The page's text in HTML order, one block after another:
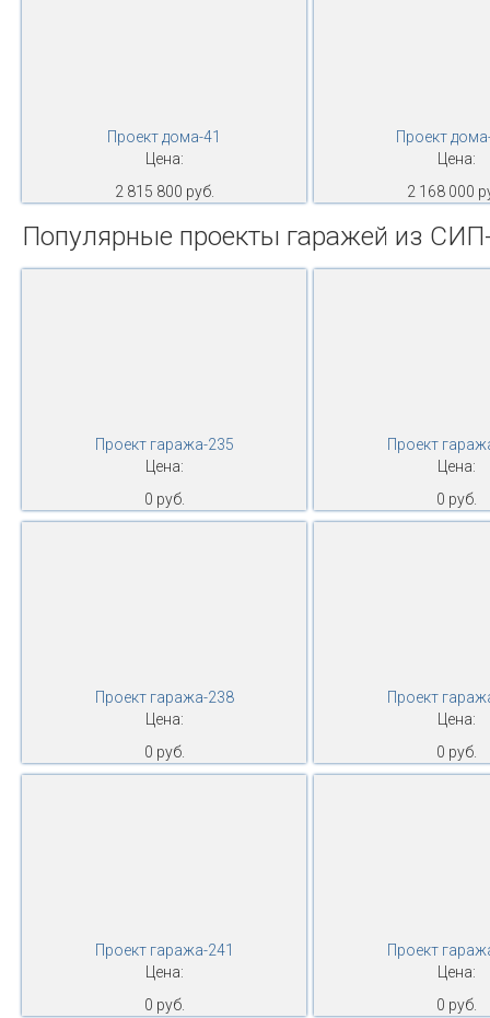
Проект дома-41
Цена:
2 815 800 руб.
Проект
Цена:
2 168 000
Популярные проекты гаражей из
Проект гаража-235
Цена:
0 руб.
Проект
Цена:
0 руб.
Проект гаража-238
Цена:
0 руб.
Проект
Цена:
0 руб.
Проект гаража-241
Цена:
0 руб.
Проект
Цена:
0 руб.